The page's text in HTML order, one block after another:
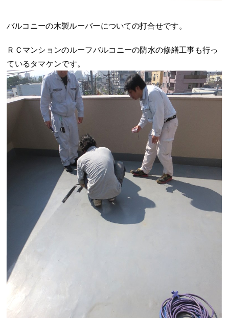
バルコニーの木製ルーバーについての打合せです。
ＲＣマンションのルーフバルコニーの防水の修繕工事も行っ
ているタマケンです。